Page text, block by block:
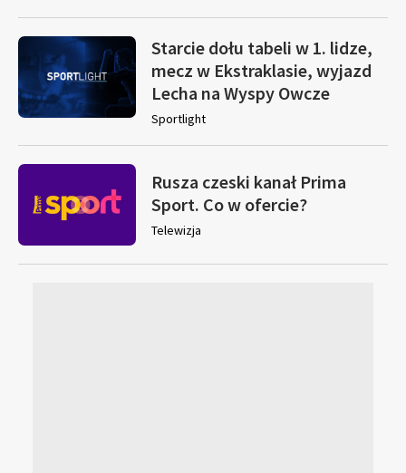
Starcie dołu tabeli w 1. lidze,
mecz w Ekstraklasie, wyjazd
Lecha na Wyspy Owcze
Sportlight
Rusza czeski kanał Prima
Sport. Co w ofercie?
Telewizja